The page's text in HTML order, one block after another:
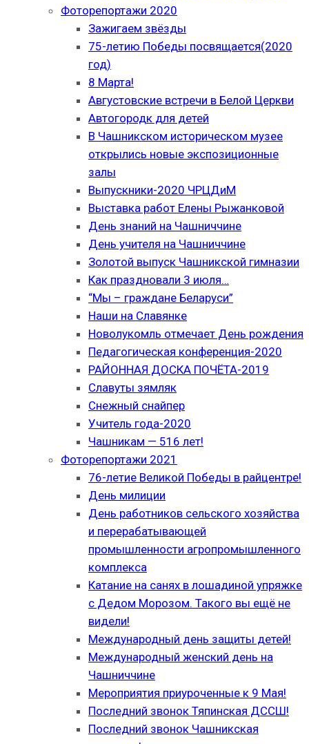
Фоторепортажи 2020
Зажигаем звёзды
75-летию Победы посвящается(2020
год)
8 Марта!
Августовские встречи в Белой Церкви
Автогородк для детей
В Чашникском историческом музее
открылись новые экспозиционные
залы
Выпускники-2020 ЧРЦДиМ
Выставка работ Елены Рыжанковой
День знаний на Чашниччине
День учителя на Чашниччине
Золотой выпуск Чашникской гимназии
Как праздновали 3 июля…
“Мы – граждане Беларуси”
Наши на Славянке
Новолукомль отмечает День рождения
Педагогическая конференция-2020
РАЙОННАЯ ДОСКА ПОЧЁТА-2019
Славуты зямляк
Снежный снайпер
Учитель года-2020
Чашникам — 516 лет!
Фоторепортажи 2021
76-летие Великой Победы в райцентре!
День милиции
День работников сельского хозяйства
и перерабатывающей
промышленности агропромышленного
комплекса
Катание на санях в лошадиной упряжке
с Дедом Морозом. Такого вы ещё не
видели!
Международный день защиты детей!
Международный женский день на
Чашниччине
Мероприятия приуроченные к 9 Мая!
Последний звонок Тяпинская ДССШ!
Последний звонок Чашникская